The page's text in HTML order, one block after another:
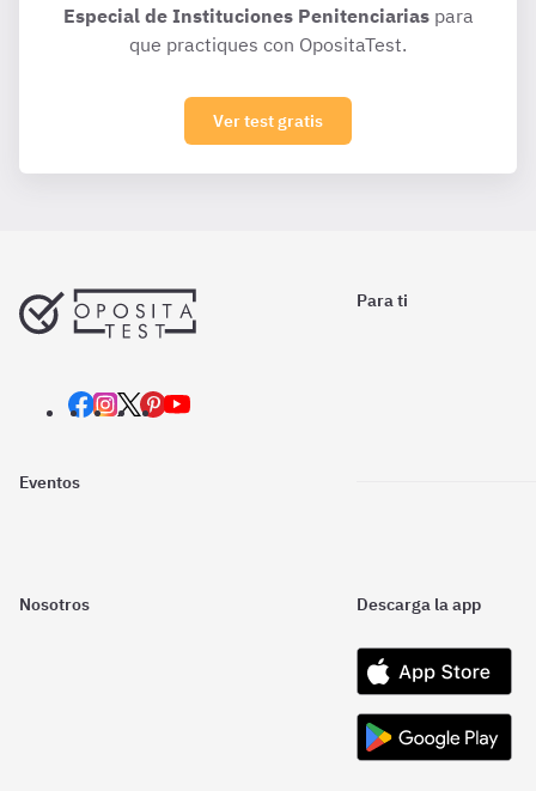
Especial de Instituciones Penitenciariaspara
que practiques con OpositaTest.
Ver test gratis
Para ti
Eventos
Nosotros Descarga la app